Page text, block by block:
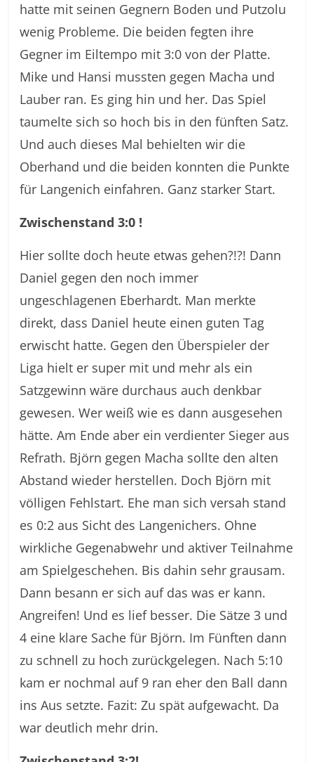
hatte mit seinen Gegnern Boden und Putzolu
wenig Probleme. Die beiden fegten ihre
Gegner im Eiltempo mit 3:0 von der Platte.
Mike und Hansi mussten gegen Macha und
Lauber ran. Es ging hin und her. Das Spiel
taumelte sich so hoch bis in den fünften Satz.
Und auch dieses Mal behielten wir die
Oberhand und die beiden konnten die Punkte
für Langenich einfahren. Ganz starker Start.
Zwischenstand 3:0 !
Hier sollte doch heute etwas gehen?!?! Dann
Daniel gegen den noch immer
ungeschlagenen Eberhardt. Man merkte
direkt, dass Daniel heute einen guten Tag
erwischt hatte. Gegen den Überspieler der
Liga hielt er super mit und mehr als ein
Satzgewinn wäre durchaus auch denkbar
gewesen. Wer weiß wie es dann ausgesehen
hätte. Am Ende aber ein verdienter Sieger aus
Refrath. Björn gegen Macha sollte den alten
Abstand wieder herstellen. Doch Björn mit
völligen Fehlstart. Ehe man sich versah stand
es 0:2 aus Sicht des Langenichers. Ohne
wirkliche Gegenabwehr und aktiver Teilnahme
am Spielgeschehen. Bis dahin sehr grausam.
Dann besann er sich auf das was er kann.
Angreifen! Und es lief besser. Die Sätze 3 und
4 eine klare Sache für Björn. Im Fünften dann
zu schnell zu hoch zurückgelegen. Nach 5:10
kam er nochmal auf 9 ran eher den Ball dann
ins Aus setzte. Fazit: Zu spät aufgewacht. Da
war deutlich mehr drin.